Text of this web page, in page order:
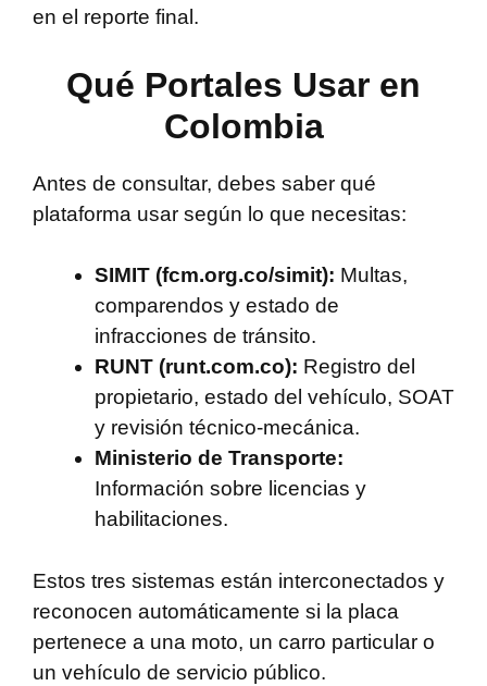
en el reporte final.
Qué Portales Usar en
Colombia
Antes de consultar, debes saber qué
plataforma usar según lo que necesitas:
SIMIT (fcm.org.co/simit): Multas,
comparendos y estado de
infracciones de tránsito.
RUNT (runt.com.co): Registro del
propietario, estado del vehículo, SOAT
y revisión técnico-mecánica.
Ministerio de Transporte:
Información sobre licencias y
habilitaciones.
Estos tres sistemas están interconectados y
reconocen automáticamente si la placa
pertenece a una moto, un carro particular o
un vehículo de servicio público.